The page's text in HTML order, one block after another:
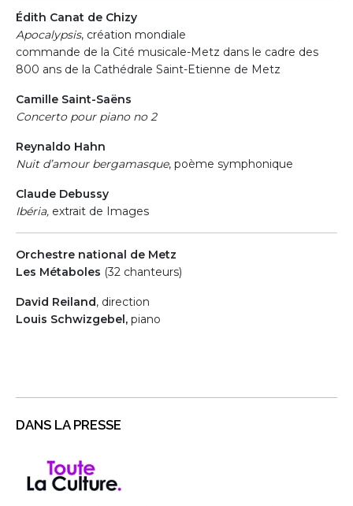
Édith Canat de Chizy
Apocalypsis, création mondiale
commande de la Cité musicale-Metz dans le cadre des
800 ans de la Cathédrale Saint-Etienne de Metz
Camille Saint-Saëns
Concerto pour piano no 2
Reynaldo Hahn
Nuit d’amour bergamasque, poème symphonique
Claude Debussy
Ibéria, extrait de Images
Orchestre national de Metz
Les Métaboles (32 chanteurs)
David Reiland, direction
Louis Schwizgebel, piano
DANS LA PRESSE